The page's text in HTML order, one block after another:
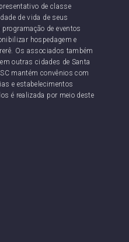
de classe
de vida de seus
de eventos
hospedagem e
Os associados também
outras cidades de Santa
mantém convênios com
e estabelecimentos
é realizada por meio deste